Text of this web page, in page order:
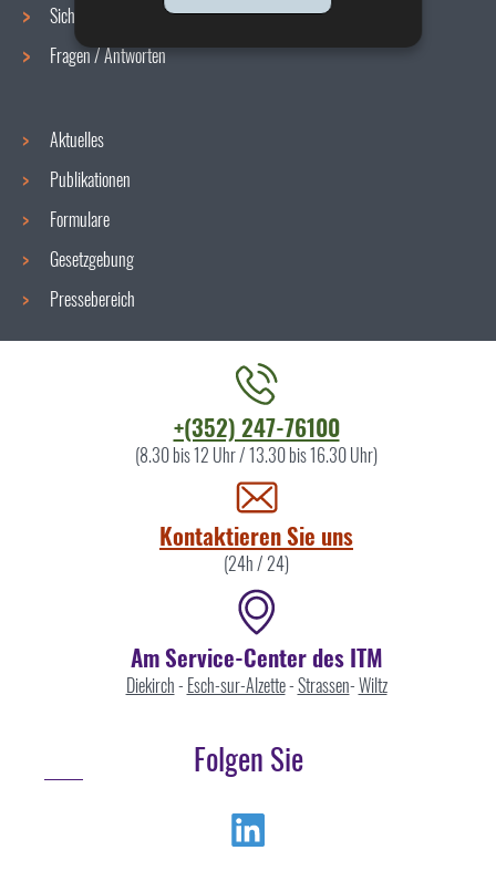
Sicherheit/Gesundheit am Arbeitsplatz
Fragen / Antworten
Aktuelles
Publikationen
Formulare
Gesetzgebung
Pressebereich
+(352) 247-76100
(8.30 bis 12 Uhr / 13.30 bis 16.30 Uhr)
Kontaktieren Sie uns
(24h / 24)
Am Service-Center des ITM
Diekirch- Esch-sur-Alzette-Strassen-Wiltz
Folgen Sie